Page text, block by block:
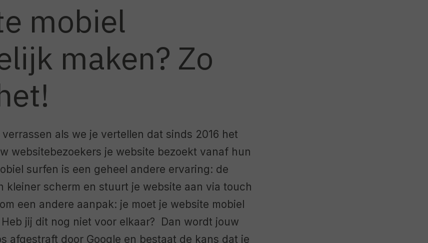
mobiel
maken? Zo
als we je vertellen dat sinds 2016 het
websitebezoekers je website bezoekt vanaf hun
surfen is een geheel andere ervaring: de
kleiner scherm en stuurt je website aan via touch
een andere aanpak: je moet je website mobiel
jij dit nog niet voor elkaar? Dan wordt jouw
afgestraft door Google en bestaat de kans dat je